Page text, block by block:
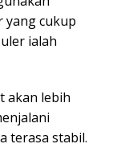
yang cukup
ialah
akan lebih
terasa stabil.